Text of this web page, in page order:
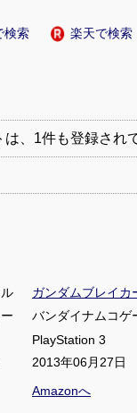
検索 楽天で検索
、1件も登録され
ガンダムブレイカ
バンダイナムコゲ
PlayStation 3
2013年06月27日
Amazonへ